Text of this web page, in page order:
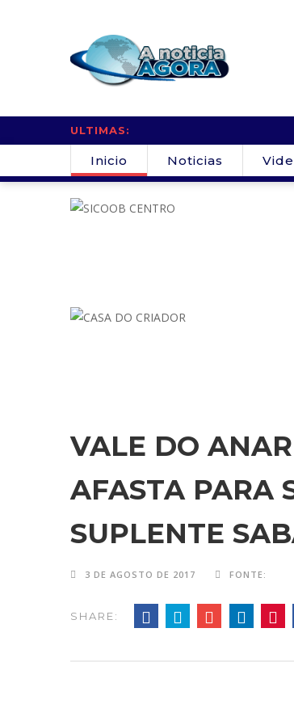
ULTIMAS:
Inicio Noticias
VALE DO
AFASTA PARA
SUPLENTE
3 DE AGOSTO DE 2017 FONTE:
SHARE: